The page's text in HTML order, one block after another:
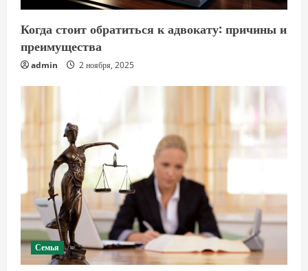
Когда стоит обратиться к адвокату: причины и
преимущества
admin 2 ноября, 2025
Семья